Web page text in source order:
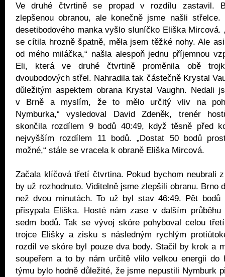
Ve druhé čtvrtině se propad v rozdílu zastavil.
zlepšenou obranou, ale konečně jsme našli střelce.
desetibodového manka vyšlo sluníčko Eliška Mircová.
se cítila hrozně špatně, měla jsem těžké nohy. Ale
od mého miláčka,“ našla alespoň jednu příjemnou
Eli, která ve druhé čtvrtině proměnila obě
dvoubodových střel. Nahradila tak částečně Krystal
důležitým aspektem obrana Krystal Vaughn. Nedali
v Brně a myslím, že to mělo určitý vliv na
Nymburka,“ vysledoval David Zdeněk, trenér
skončila rozdílem 9 bodů 40:49, když těsně před
nejvyšším rozdílem 11 bodů. „Dostat 50 bodů
možné,“ stále se vracela k obraně Eliška Mircová.
Začala klíčová třetí čtvrtina. Pokud bychom neubrali
by už rozhodnuto. Viditelně jsme zlepšili obranu. Brno
než dvou minutách. To už byl stav 46:49. Pět bodů
přisypala Eliška. Hosté nám zase v dalším
sedm bodů. Tak se vývoj skóre pohyboval celou
trojce Elišky a zisku s následným rychlým
rozdíl ve skóre byl pouze dva body. Stačil by krok a
soupeřem a to by nám určitě vlilo velkou energii do
týmu bylo hodně důležité, že jsme nepustili Nymburk